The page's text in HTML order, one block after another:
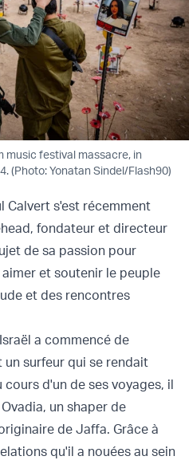
music festival massacre, in
(Photo: Yonatan Sindel/Flash90)
Calvert s'est récemment
fondateur et directeur
de sa passion pour
et soutenir le peuple
et des rencontres
a commencé de
surfeur qui se rendait
d'un de ses voyages, il
un shaper de
de Jaffa. Grâce à
qu'il a nouées au sein